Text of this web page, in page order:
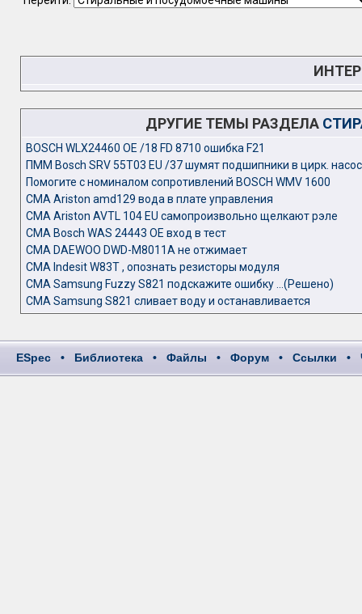
ДРУГИЕ ТЕМЫ РАЗДЕЛА
BOSCH WLX24460 OE /18 FD 8710 ошибка F21
ПММ Bosch SRV 55T03 EU /37 шумят подшипники в цирк.
Помогите с номиналом сопротивлений BOSCH WMV 1600
СМА Ariston amd129 вода в плате управления
СМА Ariston AVTL 104 EU самопроизвольно щелкают рэле
СМА Bosch WAS 24443 OE вход в тест
СМА DAEWOO DWD-M8011A не отжимает
СМА Indesit W83T , опознать резисторы модуля
СМА Samsung Fuzzy S821 подскажите ошибку ...(Решено)
СМА Samsung S821 сливает воду и останавливается
ESpec • Библиотека • Файлы • Форум • Ссылки •